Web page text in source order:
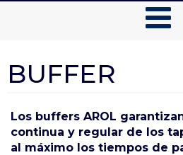
BUFFER
Los buffers AROL
continua y regular de los
al máximo los tiempos de